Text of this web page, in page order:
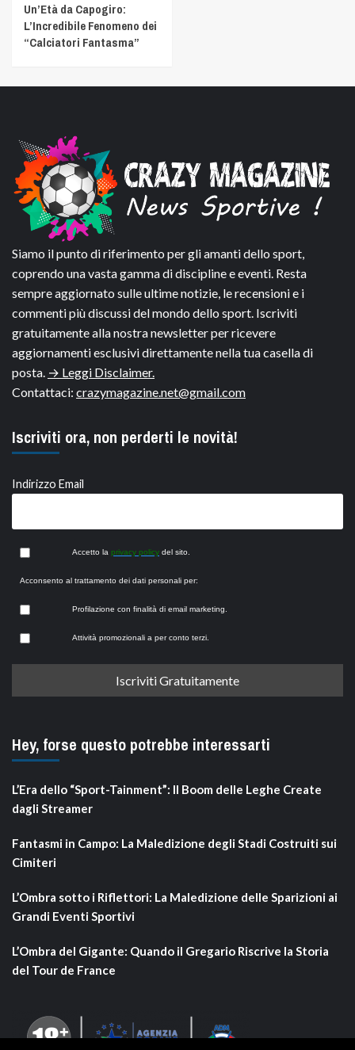
Un’Età da Capogiro:
L’Incredibile Fenomeno dei
“Calciatori Fantasma”
Siamo il punto di riferimento per gli amanti dello sport,
coprendo una vasta gamma di discipline e eventi. Resta
sempre aggiornato sulle ultime notizie, le recensioni e i
commenti più discussi del mondo dello sport. Iscriviti
gratuitamente alla nostra newsletter per ricevere
aggiornamenti esclusivi direttamente nella tua casella di
posta. → Leggi Disclaimer.
Contattaci: crazymagazine.net@gmail.com
Iscriviti ora, non perderti le novità!
Indirizzo Email
Accetto la privacy policy del sito.
Acconsento al trattamento dei dati personali per:
Profilazione con finalità di email marketing.
Attività promozionali a per conto terzi.
Hey, forse questo potrebbe interessarti
L’Era dello “Sport-Tainment”: Il Boom delle Leghe Create
dagli Streamer
Fantasmi in Campo: La Maledizione degli Stadi Costruiti sui
Cimiteri
L’Ombra sotto i Riflettori: La Maledizione delle Sparizioni ai
Grandi Eventi Sportivi
L’Ombra del Gigante: Quando il Gregario Riscrive la Storia
del Tour de France